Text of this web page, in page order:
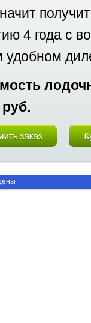
4 года с